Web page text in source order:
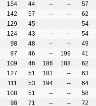
154 44 -- -- 57
142 57 -- -- 62
129 45 -- -- 54
124 43 -- -- 54
98 48 -- -- 49
87 46 -- 199 41
109 46 186 188 62
127 51 181 -- 63
111 53 194 -- 64
108 51 -- -- 58
98 71 -- -- 72